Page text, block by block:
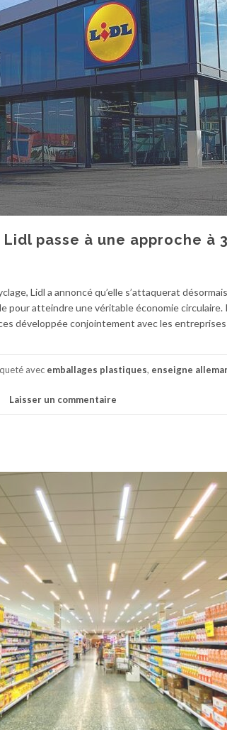
passe à une approche à
Lidl a annoncé qu’elle s’attaquerat
pour atteindre une véritable économie circulaire.
développée conjointement avec les
avec emballages plastiques, enseigne
Laisser un commentaire